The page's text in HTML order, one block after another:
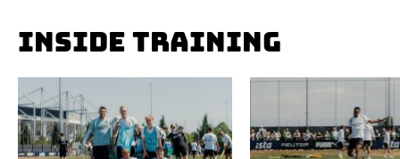
INSIDE TRAINING